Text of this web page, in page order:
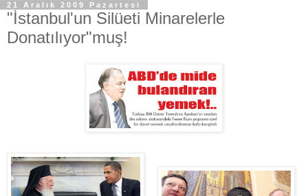
21 Aralık 2009 Pazartesi
"İstanbul'un Silüeti Minarelerle
Donatılıyor"muş!